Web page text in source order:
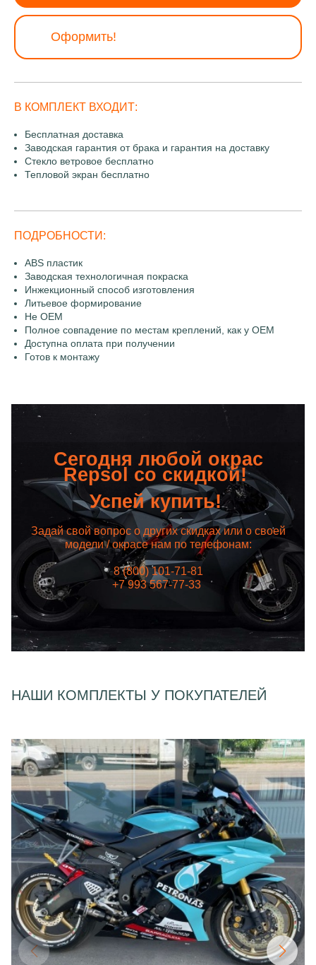
Оформить!
В КОМПЛЕКТ ВХОДИТ:
Бесплатная доставка
Заводская гарантия от брака и гарантия на доставку
Стекло ветровое бесплатно
Тепловой экран бесплатно
ПОДРОБНОСТИ:
ABS пластик
Заводская технологичная покраска
Инжекционный способ изготовления
Литьевое формирование
Не OEM
Полное совпадение по местам креплений, как у OEM
Доступна оплата при получении
Готов к монтажу
Сегодня любой окрас
Repsol со скидкой!
Успей купить!
Задай свой вопрос о других скидках или о своей
модели / окрасе нам по телефонам:
8 (800) 101-71-81
+7 993 567-77-33
НАШИ КОМПЛЕКТЫ У ПОКУПАТЕЛЕЙ